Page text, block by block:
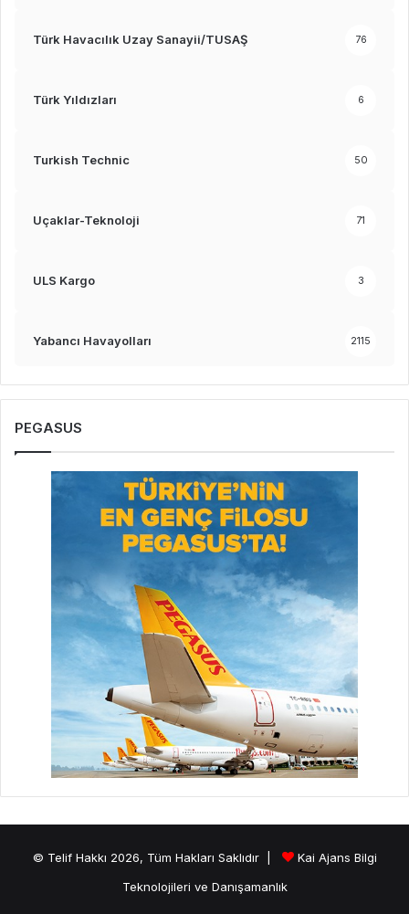
Türk Havacılık Uzay Sanayii/TUSAŞ 76
Türk Yıldızları 6
Turkish Technic 50
Uçaklar-Teknoloji 71
ULS Kargo 3
Yabancı Havayolları 2115
PEGASUS
© Telif Hakkı 2026, Tüm Hakları Saklıdır |
Kai Ajans Bilgi
Teknolojileri ve Danışamanlık